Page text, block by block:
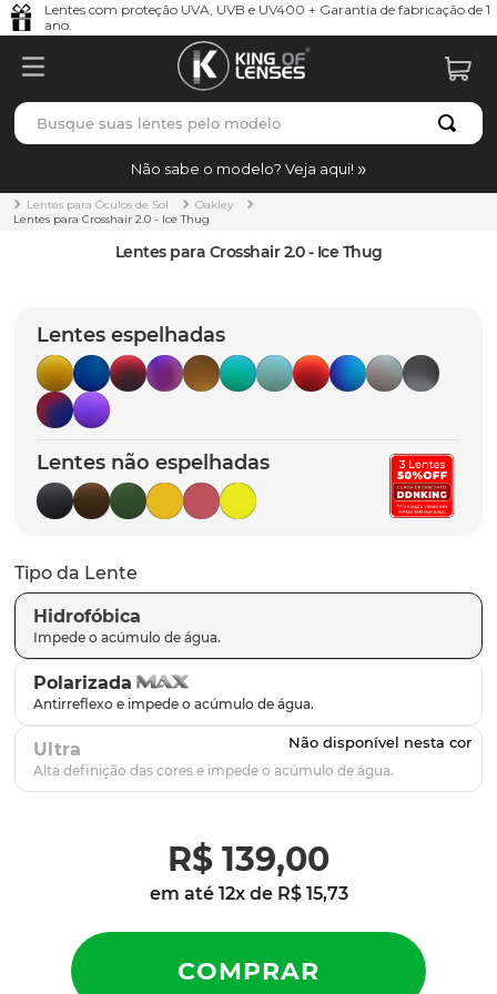
Lentes com proteção UVA, UVB e UV400 + Garantia de fabricação de 1
ano.
Busque suas lentes pelo modelo
Não sabe o modelo? Veja aqui!
Lentes para Óculos de Sol
Oakley
Lentes para Crosshair 2.0 - Ice Thug
Lentes para Crosshair 2.0 - Ice Thug
Lentes espelhadas
Lentes não espelhadas
Tipo da Lente
Hidrofóbica
Polarizada
Ultra
R$ 139,00
em até 12x de R$ 15,73
TERMOS MAIS BUSCADOS
1º borrachas
holbrook
5º chaves
6º t-shock
7º gasket
8º parafusos
9º latch